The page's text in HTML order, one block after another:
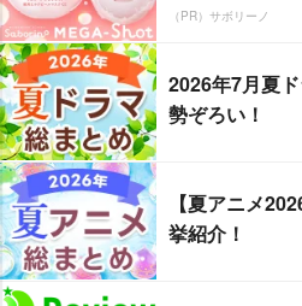
（PR）サボリーノ
2026年7月夏
勢ぞろい！
【夏アニメ
挙紹介！